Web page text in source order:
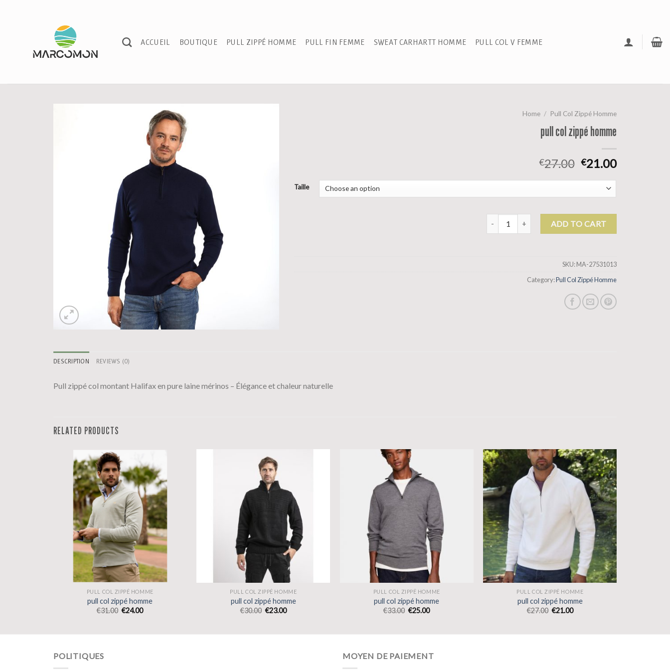
ACCUEIL
BOUTIQUE PULL ZIPPÉ HOMME PULL FIN FEMME SWEAT CARHARTT HOMME PULL COL V FEMME
Home / Pull Col Zippé Homme
pull col zippé homme
€27.00 €21.00
Taille
pull col zippé homme quantityADD TO CART
SKU:MA-27531013
Category:Pull Col Zippé Homme
DESCRIPTION REVIEWS (0)
Pull zippé col montant Halifax en pure laine mérinos – Élégance et chaleur naturelle
RELATED PRODUCTS
PULL COL ZIPPÉ HOMME
pull col zippé homme
€31.00 €24.00
PULL COL ZIPPÉ HOMME
pull col zippé homme
€30.00 €23.00
PULL COL ZIPPÉ HOMME
pull col zippé homme
€33.00 €25.00
PULL COL ZIPPÉ HOMME
pull col zippé homme
€27.00 €21.00
POLITIQUES MOYEN DE PAIEMENT